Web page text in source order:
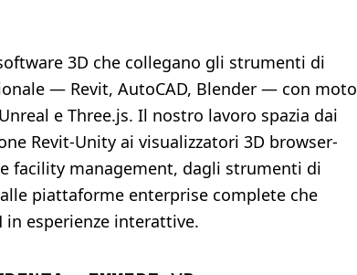
3D che collegano gli strumenti di
— Revit, AutoCAD, Blender — con
e Three.js. Il nostro lavoro spazia dai
Revit-Unity ai visualizzatori 3D browser-
facility management, dagli strumenti di
piattaforme enterprise complete che
esperienze interattive.